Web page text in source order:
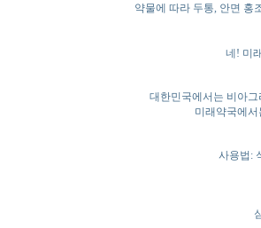
약물에 따라 두통, 안면 홍
네! 미
대한민국에서는 비아
미래약국에
사용법: